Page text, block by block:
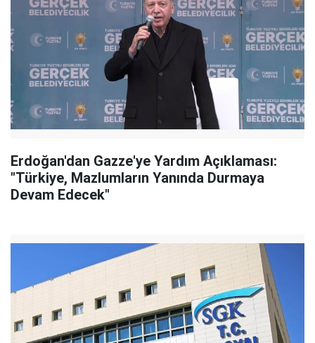
Erdoğan'dan Gazze'ye Yardım Açıklaması:
"Türkiye, Mazlumların Yanında Durmaya
Devam Edecek"